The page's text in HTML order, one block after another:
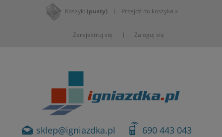
Koszyk: (pusty) Przejdź do koszyka »
Zarejestruj się Zaloguj się
sklep@igniazdka.pl 690 443 043